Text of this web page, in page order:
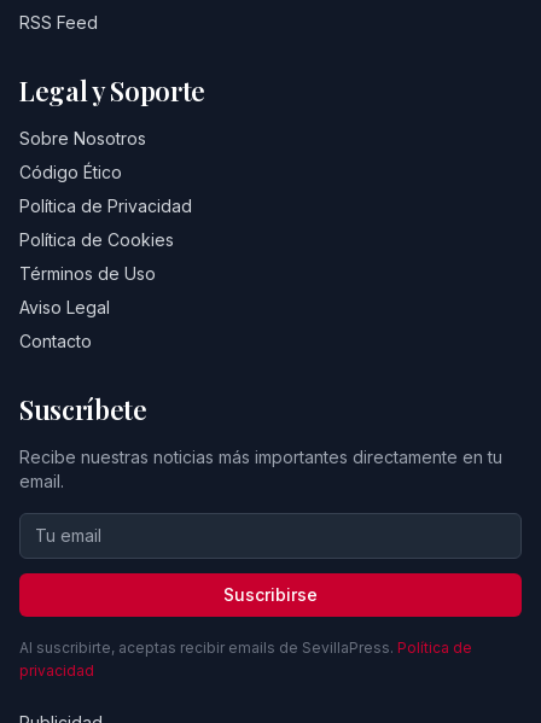
RSS Feed
Legal y Soporte
Sobre Nosotros
Código Ético
Política de Privacidad
Política de Cookies
Términos de Uso
Aviso Legal
Contacto
Suscríbete
Recibe nuestras noticias más importantes directamente en tu
email.
Suscribirse
Al suscribirte, aceptas recibir emails de SevillaPress. Política de
privacidad